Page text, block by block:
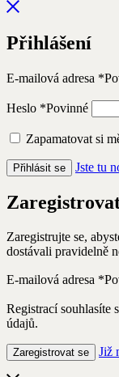
Přihlášení
E-mailová adresa *
Heslo *Povinné
Zapamatovat si
Přihlásit se Jste tu
Zaregistrujte se,
dostávali pravidelně
E-mailová adresa *
Registrací souhlasíte
údajů.
Zaregistrovat se Již